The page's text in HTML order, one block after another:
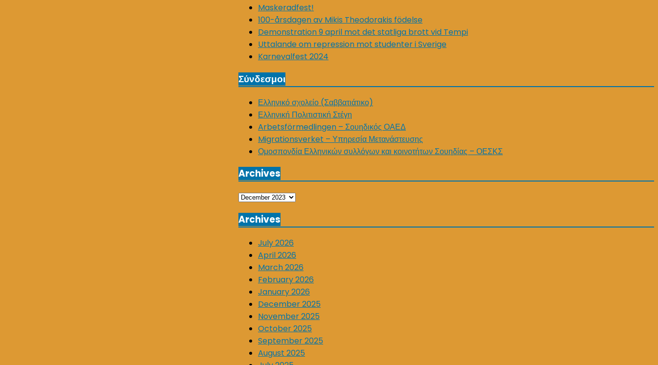
Maskeradfest!
100-årsdagen av Mikis Theodorakis födelse
Demonstration 9 april mot det statliga brott vid Tempi
Uttalande om repression mot studenter i Sverige
Karnevalfest 2024
Σύνδεσμοι
Ελληνικό σχολείο (Σαββατιάτικο)
Ελληνική Πολιτιστική Στέγη
Arbetsförmedlingen – Σουηδικός ΟΑΕΔ
Migrationsverket – Υπηρεσία Μετανάστευσης
Ομοσπονδία Ελληνικών συλλόγων και κοινοτήτων Σουηδίας – ΟΕΣΚΣ
Archives
Archives
Archives
July 2026
April 2026
March 2026
February 2026
January 2026
December 2025
November 2025
October 2025
September 2025
August 2025